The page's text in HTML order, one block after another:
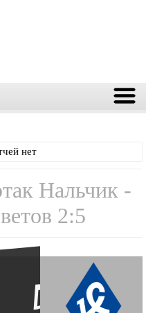
нет
Нальчик -
2:5